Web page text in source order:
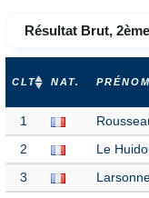
Résultat Brut,
CLT NAT.
1
2 Le
3